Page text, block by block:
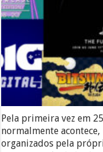
Pela primeira vez em
normalmente
organizados pela